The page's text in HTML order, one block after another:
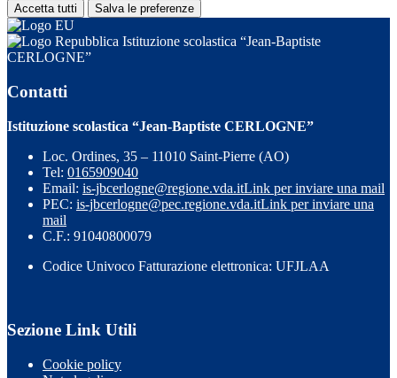
Accetta tutti Salva le preferenze
Istituzione scolastica “Jean-Baptiste
CERLOGNE”
Contatti
Istituzione scolastica “Jean-Baptiste CERLOGNE”
Loc. Ordines, 35 – 11010 Saint-Pierre (AO)
Tel: 0165909040
Email: is-jbcerlogne@regione.vda.itLink per inviare una mail
PEC: is-jbcerlogne@pec.regione.vda.itLink per inviare una
mail
C.F.: 91040800079
Codice Univoco Fatturazione elettronica: UFJLAA
Sezione Link Utili
Cookie policy